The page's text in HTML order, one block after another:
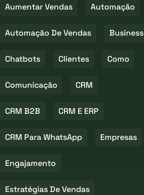
Aumentar Vendas Automação
Automação De Vendas Business
Chatbots Clientes Como
Comunicação CRM
CRM B2B CRM E ERP
CRM Para WhatsApp Empresas
Engajamento
Estratégias De Vendas